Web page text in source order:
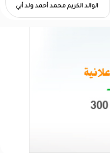
الوالد الكريم محمد أحمد ولد أبي